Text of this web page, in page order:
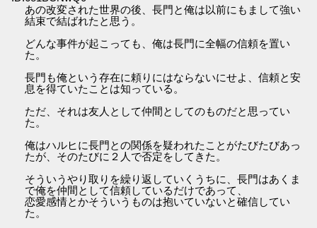
あの改変された世界の後、長門と俺は以前にもまして強い
結束で結ばれたと思う。
どんな事件が起こっても、俺は長門に全幅の信頼を置い
た。
長門も俺という存在に頼りにはならないにせよ、信頼と安
息を得ていたことは知っている。
ただ、それは友人として仲間としてのものだと思ってい
た。
俺はハルヒに長門との関係を疑われたことがたびたびあっ
たが、そのたびに２人で否定をしてきた。
そういうやり取りを繰り返していくうちに、長門はあくま
で俺を仲間として信頼しているだけであって、
恋愛感情とかそういうものは抱いていないと確信してい
た。